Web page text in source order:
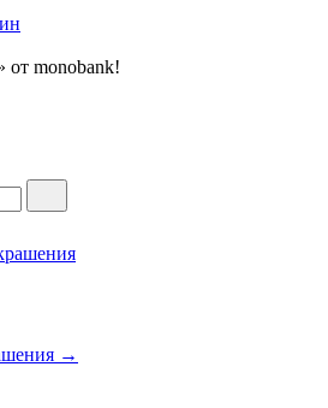
от monobank!
→